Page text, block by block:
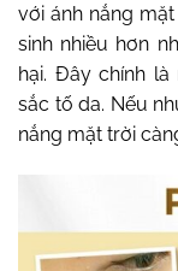
với ánh nắng
sinh nhiều hơn
hại. Đây chính là
sắc tố da. Nếu
nắng mặt trời